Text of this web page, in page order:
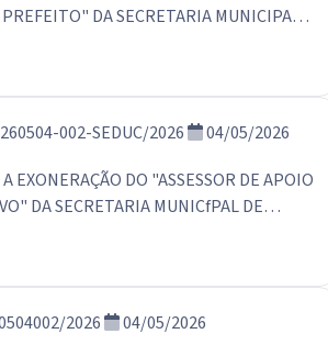
DA SECRETARIA MUNICIPAL
002-SEDUC/2026
04/05/2026
EXONERAÇÃO DO "ASSESSOR DE APOIO
DA SECRETARIA MUNICfPAL DE
2026
04/05/2026